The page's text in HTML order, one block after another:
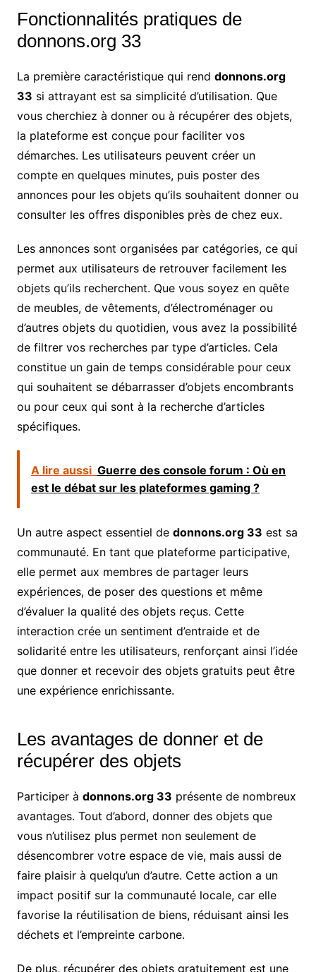
Fonctionnalités pratiques de
donnons.org 33
La première caractéristique qui rend donnons.org
33 si attrayant est sa simplicité d’utilisation. Que
vous cherchiez à donner ou à récupérer des objets,
la plateforme est conçue pour faciliter vos
démarches. Les utilisateurs peuvent créer un
compte en quelques minutes, puis poster des
annonces pour les objets qu’ils souhaitent donner ou
consulter les offres disponibles près de chez eux.
Les annonces sont organisées par catégories, ce qui
permet aux utilisateurs de retrouver facilement les
objets qu’ils recherchent. Que vous soyez en quête
de meubles, de vêtements, d’électroménager ou
d’autres objets du quotidien, vous avez la possibilité
de filtrer vos recherches par type d’articles. Cela
constitue un gain de temps considérable pour ceux
qui souhaitent se débarrasser d’objets encombrants
ou pour ceux qui sont à la recherche d’articles
spécifiques.
A lire aussi Guerre des console forum : Où en
est le débat sur les plateformes gaming ?
Un autre aspect essentiel de donnons.org 33 est sa
communauté. En tant que plateforme participative,
elle permet aux membres de partager leurs
expériences, de poser des questions et même
d’évaluer la qualité des objets reçus. Cette
interaction crée un sentiment d’entraide et de
solidarité entre les utilisateurs, renforçant ainsi l’idée
que donner et recevoir des objets gratuits peut être
une expérience enrichissante.
Les avantages de donner et de
récupérer des objets
Participer à donnons.org 33 présente de nombreux
avantages. Tout d’abord, donner des objets que
vous n’utilisez plus permet non seulement de
désencombrer votre espace de vie, mais aussi de
faire plaisir à quelqu’un d’autre. Cette action a un
impact positif sur la communauté locale, car elle
favorise la réutilisation de biens, réduisant ainsi les
déchets et l’empreinte carbone.
De plus, récupérer des objets gratuitement est une